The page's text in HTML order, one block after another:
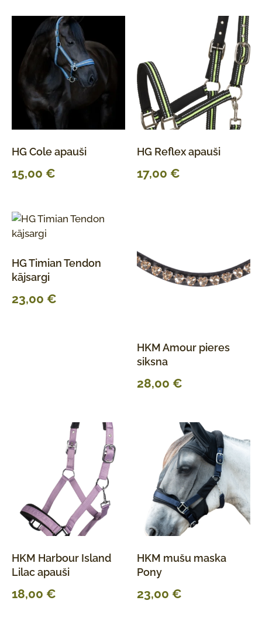
HG Cole apauši
15,00 €
HG Reflex apauši
17,00 €
HG Timian Tendon
kājsargi
23,00 €
HKM Amour pieres
siksna
28,00 €
HKM Harbour Island
Lilac apauši
18,00 €
HKM mušu maska
Pony
23,00 €